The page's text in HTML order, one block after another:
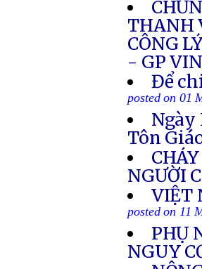
THANH
CÔNG
- GP
Để
posted on 01
Ngày
Tôn
NGƯỜI
VIỆT
posted on 11
PHỤ
NGUY